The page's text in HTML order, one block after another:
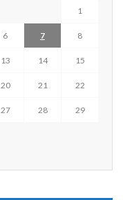
1
6 7 8
13 14 15
20 21 22
27 28 29